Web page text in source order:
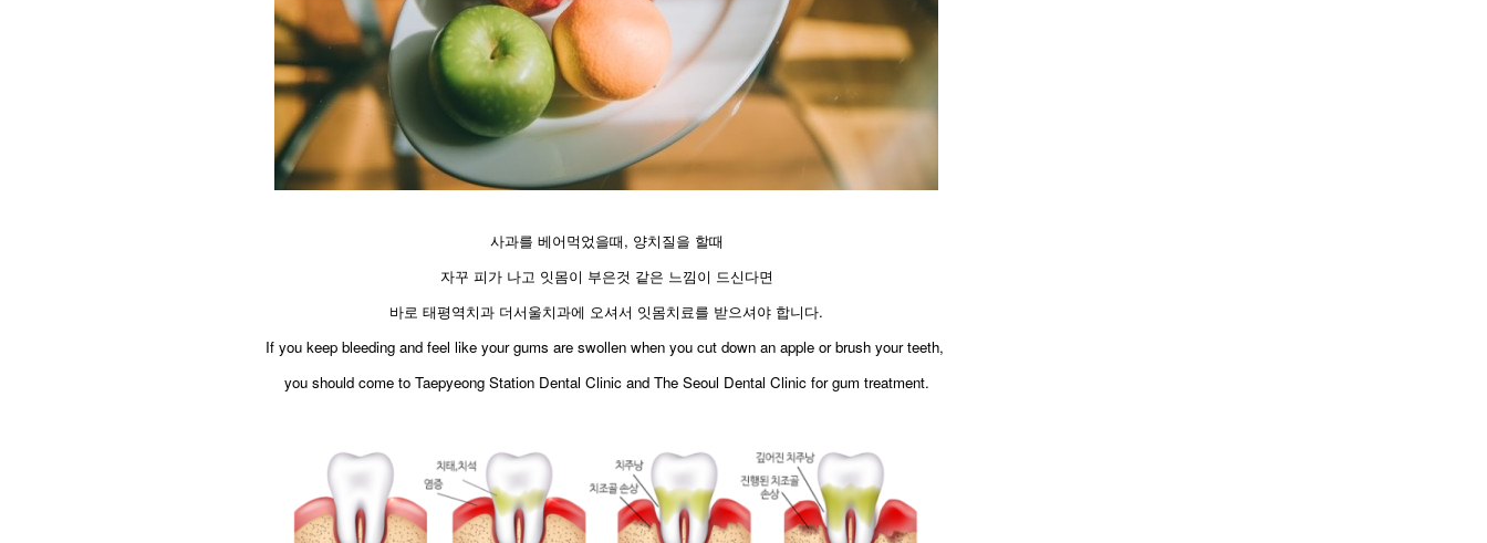
사과를 베어먹었을때, 양치질을 할때
자꾸 피가 나고 잇몸이 부은것 같은 느낌이 드신다면
바로 태평역치과 더서울치과에 오셔서 잇몸치료를 받으셔야 합니다.
​If you keep bleeding and feel like your gums are swollen when you cut down an apple or brush your teeth,
you should come to Taepyeong Station Dental Clinic and The Seoul Dental Clinic for gum treatment.